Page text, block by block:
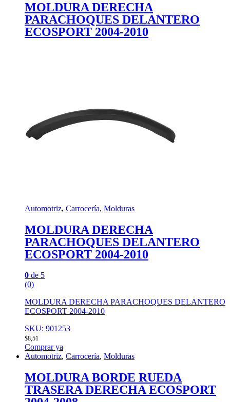
MOLDURA DERECHA
PARACHOQUES DELANTERO
ECOSPORT 2004-2010
Automotriz, Carrocería, Molduras
MOLDURA DERECHA
PARACHOQUES DELANTERO
ECOSPORT 2004-2010
0 de 5
(0)
MOLDURA DERECHA PARACHOQUES DELANTERO
ECOSPORT 2004-2010
SKU: 901253
$8,51
Comprar ya
Automotriz, Carrocería, Molduras
MOLDURA BORDE RUEDA
TRASERA DERECHA ECOSPORT